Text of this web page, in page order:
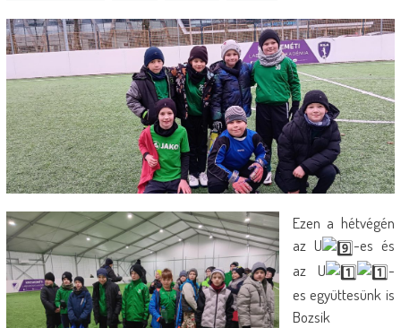
Ezen a hétvégén
az U
-es és
az U
-
es együttesünk is
Bozsik